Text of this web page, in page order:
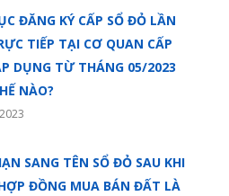
ĐĂNG KÝ CẤP SỔ ĐỎ LẦN
TIẾP TẠI CƠ QUAN CẤP
DỤNG TỪ THÁNG 05/2023
NÀO?
SANG TÊN SỔ ĐỎ SAU KHI
ĐỒNG MUA BÁN ĐẤT LÀ